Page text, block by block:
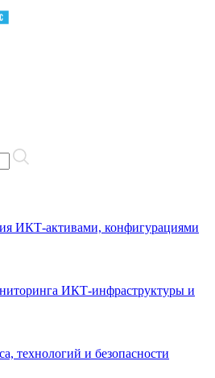
ИКТ-активами, конфигурациями
ИКТ-инфраструктуры и
технологий и безопасности